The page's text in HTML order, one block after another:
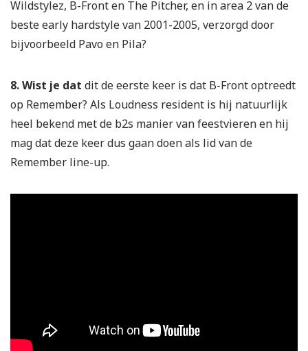
Wildstylez, B-Front en The Pitcher, en in area 2 van de
beste early hardstyle van 2001-2005, verzorgd door
bijvoorbeeld Pavo en Pila?
8. Wist je dat dit de eerste keer is dat B-Front optreedt
op Remember? Als Loudness resident is hij natuurlijk
heel bekend met de b2s manier van feestvieren en hij
mag dat deze keer dus gaan doen als lid van de
Remember line-up.